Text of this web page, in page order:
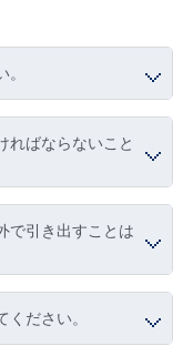
ればならないこと
で引き出すことは
ださい。